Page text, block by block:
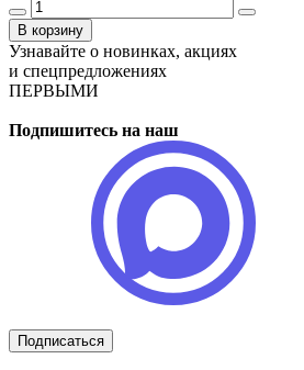
В корзину
Узнавайте о новинках, акциях
и спецпредложениях
ПЕРВЫМИ
Подпишитесь на наш
Подписаться